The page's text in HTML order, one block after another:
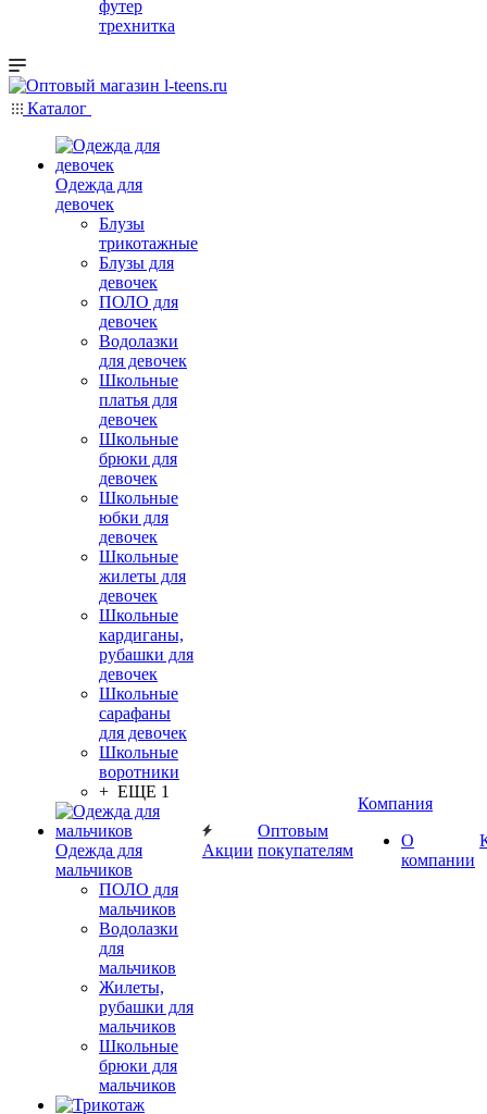
футер
трехнитка
Каталог
Одежда для
девочек
Блузы
трикотажные
Блузы для
девочек
ПОЛО для
девочек
Водолазки
для девочек
Школьные
платья для
девочек
Школьные
брюки для
девочек
Школьные
юбки для
девочек
Школьные
жилеты для
девочек
Школьные
кардиганы,
рубашки для
девочек
Школьные
сарафаны
для девочек
Школьные
воротники
+ ЕЩЕ 1
Одежда для
мальчиков
ПОЛО для
мальчиков
Водолазки
для
мальчиков
Жилеты,
рубашки для
мальчиков
Школьные
брюки для
мальчиков
Акции
Оптовым
покупателям
Компания
О
компании